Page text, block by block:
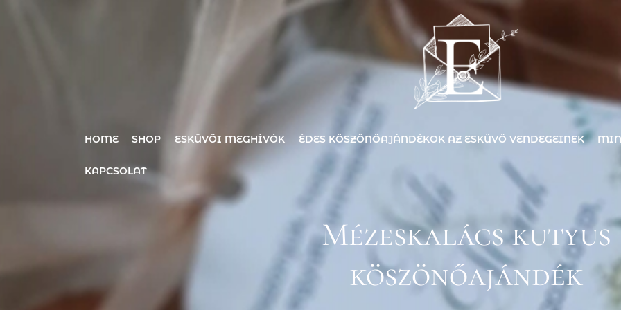
HOME SHOP ESKÜVŐI MEGHÍVÓK ÉDES KÖSZÖNŐAJÁNDÉKOK AZ ESKÜVŐ VENDEGEINEK
KAPCSOLAT
Mézeskalács kutyus
köszönőajándék